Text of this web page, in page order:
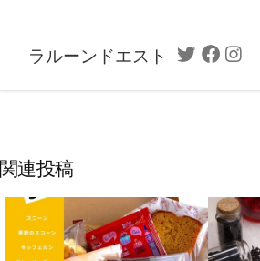
ラルーンドエスト Twitter
関連投稿